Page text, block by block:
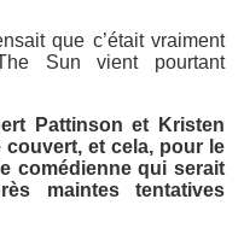
que c’était vraiment
Sun vient pourtant
Pattinson et Kristen
couvert, et cela, pour le
comédienne qui serait
maintes tentatives